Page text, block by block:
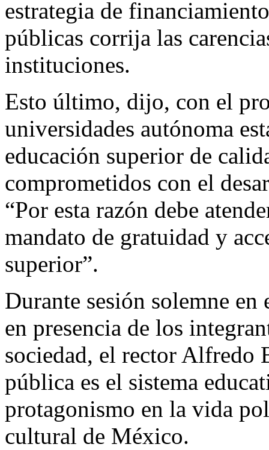
estrategia de
públicas corrija las
instituciones.
Esto último, dijo, con el
universidades autónoma
educación superior de
comprometidos con el
“Por esta razón debe
mandato de gratuidad y
superior”.
Durante sesión solemne
en presencia de los
sociedad, el rector Alfredo
pública es el sistema
protagonismo en la vida
cultural de México.